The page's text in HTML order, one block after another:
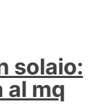
solaio:
al mq